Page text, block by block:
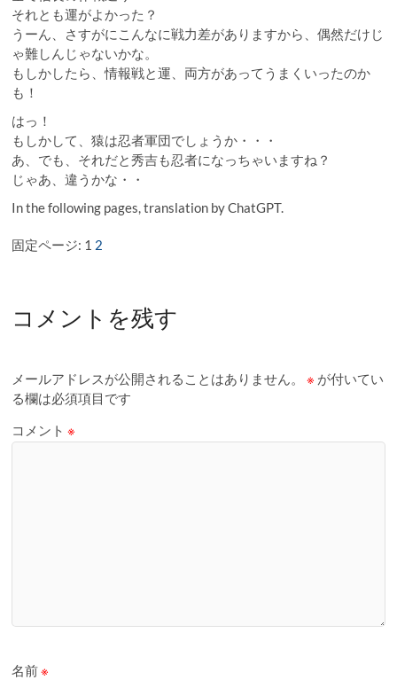
それとも運がよかった？
うーん、さすがにこんなに戦力差がありますから、偶然だけじ
ゃ難しんじゃないかな。
もしかしたら、情報戦と運、両方があってうまくいったのか
も！
はっ！
もしかして、猿は忍者軍団でしょうか・・・
あ、でも、それだと秀吉も忍者になっちゃいますね？
じゃあ、違うかな・・
In the following pages, translation by ChatGPT.
固定ページ: 1 2
コメントを残す
メールアドレスが公開されることはありません。 ※ が付いてい
る欄は必須項目です
コメント※
名前※